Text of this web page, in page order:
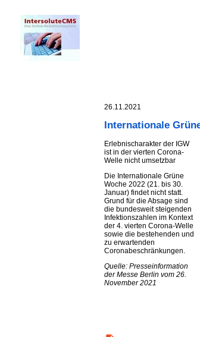
26.11.2021
Internationale
Erlebnischarakter der IGW
ist in der vierten Corona-
Welle nicht umsetzbar
Die Internationale Grüne
Woche 2022 (21. bis 30.
Januar) findet nicht statt.
Grund für die Absage sind
die bundesweit steigenden
Infektionszahlen im Kontext
der 4. vierten Corona-Welle
sowie die bestehenden und
zu erwartenden
Coronabeschränkungen.
Quelle: Presseinformation
der Messe Berlin vom 26.
November 2021